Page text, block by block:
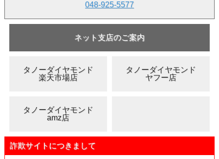
048-925-5577
ネット支店のご案内
タノーダイヤモンド
楽天市場店
タノーダイヤモンド
ヤフー店
タノーダイヤモンド
amz店
詐欺サイトにつきまして